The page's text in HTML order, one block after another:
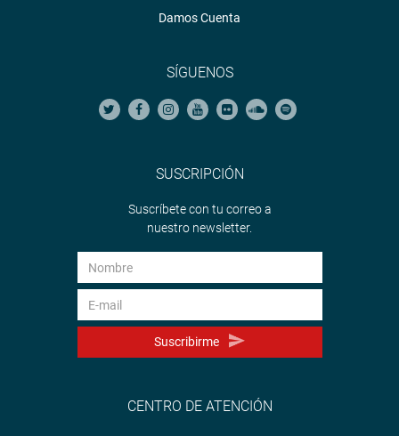
Damos Cuenta
SÍGUENOS
SUSCRIPCIÓN
Suscríbete con tu correo a
nuestro newsletter.
Suscribirme
CENTRO DE ATENCIÓN